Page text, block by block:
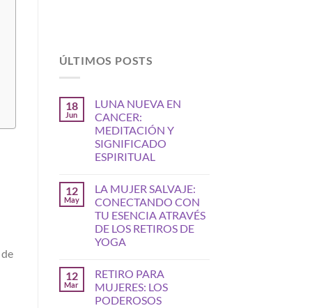
ÚLTIMOS POSTS
18
Jun
LUNA NUEVA EN
CANCER:
MEDITACIÓN Y
SIGNIFICADO
ESPIRITUAL
12
May
LA MUJER SALVAJE:
CONECTANDO CON
TU ESENCIA ATRAVÉS
DE LOS RETIROS DE
YOGA
12
Mar
RETIRO PARA
MUJERES: LOS
PODEROSOS